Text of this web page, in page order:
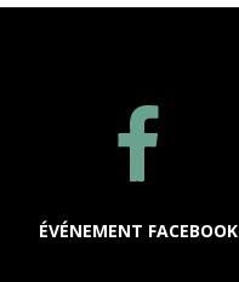
ÉVÉNEMENT FACEBOOK